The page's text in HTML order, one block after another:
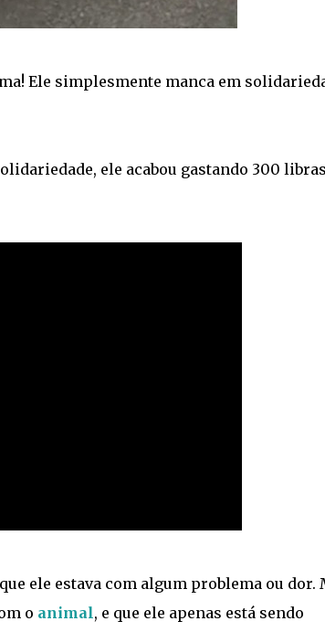
Ele simplesmente manca em
ele acabou gastando 300
ele estava com algum problema ou dor.
o animal, e que ele apenas está sendo